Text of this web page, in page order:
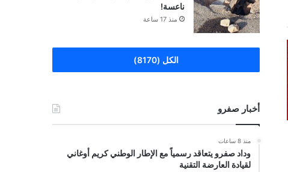
ناعسة!
منذ 17 ساعة
الكل (8170)
أخبار صفرو
منذ 8 ساعات
وداد صفرو يتعاقد رسمياً مع الإطار الوطني كريم أوغاني
لقيادة العارضة التقنية